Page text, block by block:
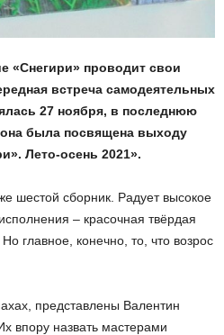
«Снегири» проводит свои
встреча самодеятельных
27 ноября, в последнюю
она была посвящена выходу
Лето-осень 2021».
шестой сборник. Радует высокое
– красочная твёрдая
главное, конечно, то, что возрос
представлены Валентин
впору назвать мастерами